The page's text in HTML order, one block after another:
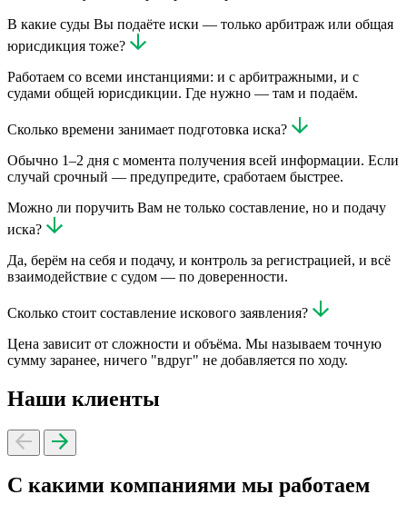
В какие суды Вы подаёте иски — только арбитраж или общая
юрисдикция тоже?
Работаем со всеми инстанциями: и с арбитражными, и с
судами общей юрисдикции. Где нужно — там и подаём.
Сколько времени занимает подготовка иска?
Обычно 1–2 дня с момента получения всей информации. Если
случай срочный — предупредите, сработаем быстрее.
Можно ли поручить Вам не только составление, но и подачу
иска?
Да, берём на себя и подачу, и контроль за регистрацией, и всё
взаимодействие с судом — по доверенности.
Сколько стоит составление искового заявления?
Цена зависит от сложности и объёма. Мы называем точную
сумму заранее, ничего "вдруг" не добавляется по ходу.
Наши клиенты
С какими компаниями мы работаем